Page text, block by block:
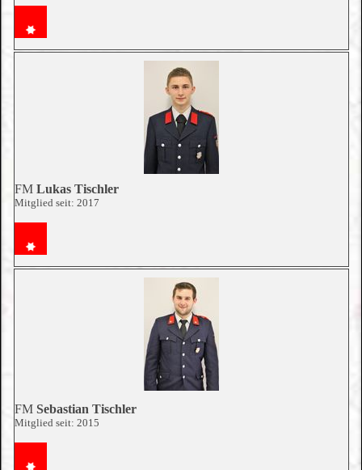
FM Lukas Tischler
Mitglied seit: 2017
FM Sebastian Tischler
Mitglied seit: 2015